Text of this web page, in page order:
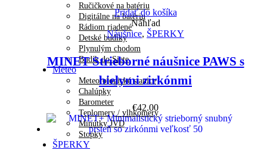
Ručičkové na batériu
Digitálne na batériu
Rádiom riadené
Detské budíky
Plynulým chodom
Budík do Siete
Meteo
Meteorologické stanice
Chalúpky
Barometer
Teplomery / vlhkomery
Minútky JVD
Stopky
ŠPERKY
Pridať do košíka
Náhľad
Náušnice, ŠPERKY
MINET Strieborné náušnice PAWS s
bielymi zirkónmi
€42.00